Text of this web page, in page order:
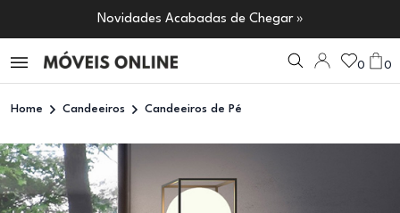
Novidades Acabadas de Chegar »
0 0
Home Candeeiros Candeeiros de Pé